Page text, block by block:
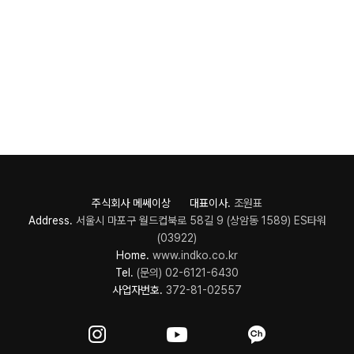
주식회사 메쎄이상 대표이사. 조원표
Address. 서울시 마포구 월드컵북로 58길 9 (상암동 1589) ES타워
(03922)
Home. www.indko.co.kr
Tel. (문의) 02-6121-6430
사업자번호. 372-81-02557